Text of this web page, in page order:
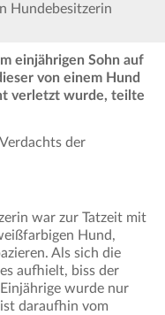
Hundebesitzerin
einjährigen Sohn auf
von einem Hund
verletzt wurde, teilte
der
war zur Tatzeit mit
Hund,
Als sich die
aufhielt, biss der
wurde nur
daraufhin vom